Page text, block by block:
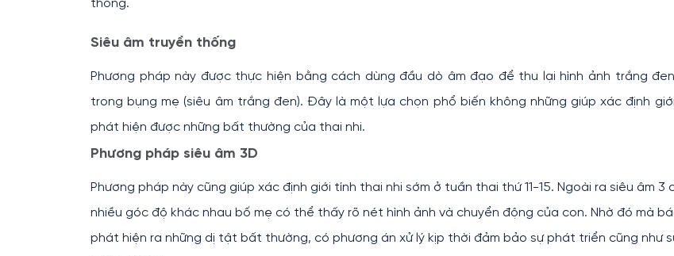
thống.
Siêu âm truyền thống
Phương pháp này được thực hiện bằng cách dùng đầu dò âm đạo để thu lại hình ảnh trắng
trong bụng mẹ (siêu âm trắng đen). Đây là một lựa chọn phổ biến không những giúp xác định
phát hiện được những bất thường của thai nhi.
Phương pháp siêu âm 3D
​Phương pháp này cũng giúp xác định giới tính thai nhi sớm ở tuần thai thứ 11-15. Ngoài ra siêu âm 3
nhiều góc độ khác nhau bố mẹ có thể thấy rõ nét hình ảnh và chuyển động của con. Nhờ đó mà
phát hiện ra những dị tật bất thường, có phương án xử lý kịp thời đảm bảo sự phát triển cũng như